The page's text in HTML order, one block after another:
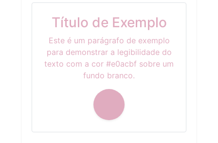
Título de Exemplo
Este é um parágrafo de exemplo
para demonstrar a legibilidade do
texto com a cor #e0acbf sobre um
fundo branco.